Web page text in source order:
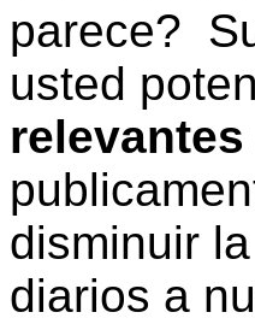
parece?
usted
relevantes
disminuir
diarios a